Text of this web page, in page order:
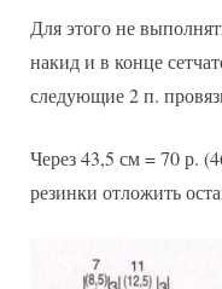
Для этого не
накид и в конце
следующие 2 п.
Через 43,5 см = 70 р.
резинки отложить